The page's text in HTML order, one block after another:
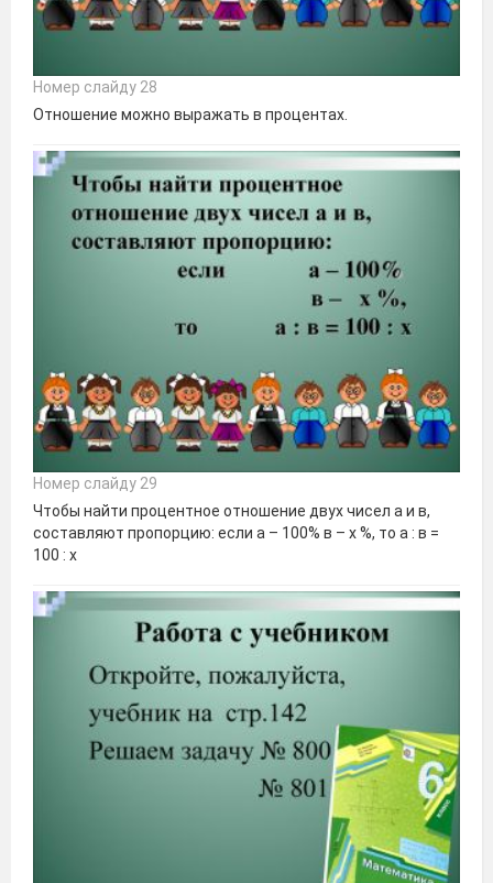
Номер слайду 28
Отношение можно выражать в процентах.
Номер слайду 29
Чтобы найти процентное отношение двух чисел а и в,
составляют пропорцию: если а – 100% в – х %, то а : в =
100 : х